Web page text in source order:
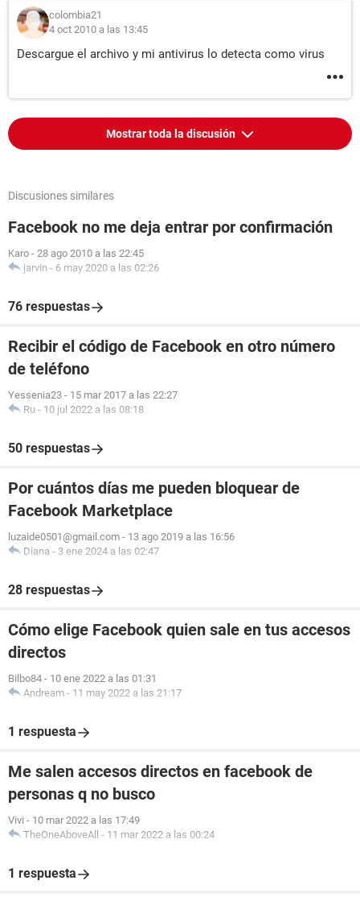
colombia21
4 oct 2010 a las 13:45
Descargue el archivo y mi antivirus lo detecta como virus
Mostrar toda la discusión
Discusiones similares
Facebook no me deja entrar por confirmación
Karo - 28 ago 2010 a las 22:45
jarvin - 6 may 2020 a las 02:26
76 respuestas
Recibir el código de Facebook en otro número
de teléfono
Yessenia23 - 15 mar 2017 a las 22:27
Ru - 10 jul 2022 a las 08:18
50 respuestas
Por cuántos días me pueden bloquear de
Facebook Marketplace
luzaide0501@gmail.com - 13 ago 2019 a las 16:56
Diana - 3 ene 2024 a las 02:47
28 respuestas
Cómo elige Facebook quien sale en tus accesos
directos
Bilbo84 - 10 ene 2022 a las 01:31
Andream - 11 may 2022 a las 21:17
1 respuesta
Me salen accesos directos en facebook de
personas q no busco
Vivi - 10 mar 2022 a las 17:49
TheOneAboveAll - 11 mar 2022 a las 00:24
1 respuesta